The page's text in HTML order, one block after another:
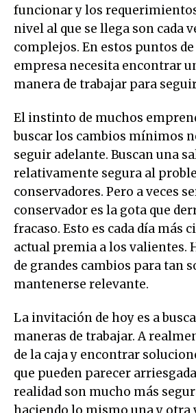
funcionar y los
nivel al que se llega son cada
complejos. En estos puntos
empresa necesita encontrar
manera de trabajar para
El instinto de muchos
buscar los cambios mínimos
seguir adelante. Buscan una
relativamente segura al
conservadores. Pero a veces
conservador es la gota que
fracaso. Esto es cada día más
actual premia a los valientes.
de grandes cambios para tan
mantenerse relevante.
La invitación de hoy es a
maneras de trabajar. A
de la caja y encontrar
que pueden parecer
realidad son mucho más